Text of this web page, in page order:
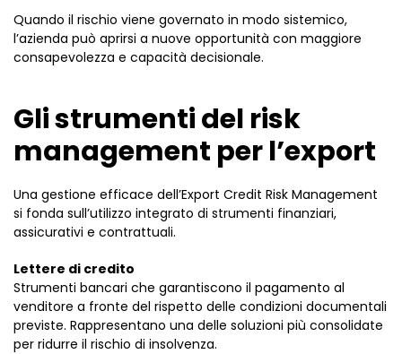
Quando il rischio viene governato in modo sistemico,
l’azienda può aprirsi a nuove opportunità con maggiore
consapevolezza e capacità decisionale.
Gli strumenti del risk
management per l’export
Una gestione efficace dell’Export Credit Risk Management
si fonda sull’utilizzo integrato di strumenti finanziari,
assicurativi e contrattuali.
Lettere di credito
Strumenti bancari che garantiscono il pagamento al
venditore a fronte del rispetto delle condizioni documentali
previste. Rappresentano una delle soluzioni più consolidate
per ridurre il rischio di insolvenza.